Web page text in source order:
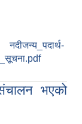
नदीजन्य_पदार्थ-
दरभाउपत्र आवहान
भएको